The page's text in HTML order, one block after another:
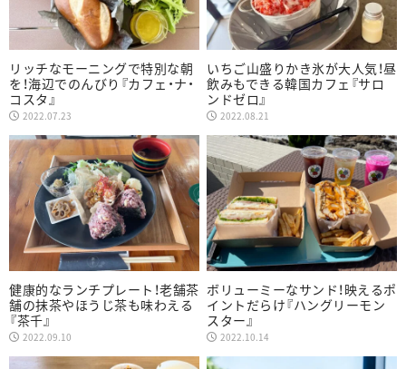
リッチなモーニングで特別な朝
を！海辺でのんびり『カフェ・ナ・
コスタ』
2022.07.23
いちご山盛りかき氷が大人気！昼
飲みもできる韓国カフェ『サロ
ンドゼロ』
2022.08.21
健康的なランチプレート！老舗茶
舗の抹茶やほうじ茶も味わえる
『茶千』
2022.09.10
ボリューミーなサンド！映えるポ
イントだらけ『ハングリーモン
スター』
2022.10.14